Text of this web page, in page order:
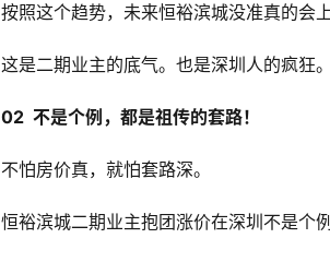
按照这个趋势，未来恒裕滨城没准真的会
这是二期业主的底气。也是深圳人的疯狂。
02 不是个例，都是祖传的套路！
不怕房价真，就怕套路深。
恒裕滨城二期业主抱团涨价在深圳不是个